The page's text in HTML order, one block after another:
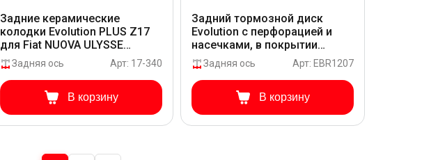
Задние керамические
колодки Evolution PLUS Z17
для Fiat NUOVA ULYSSE
179.941.0.0
Задняя ось Арт: 17-340
В корзину
Задний тормозной диск
Evolution с перфорацией и
насечками, в покрытии
GEOMET для Fiat NUOVA
ULYSSE 179.941.0.0
Задняя ось Арт: EBR1207
В корзину